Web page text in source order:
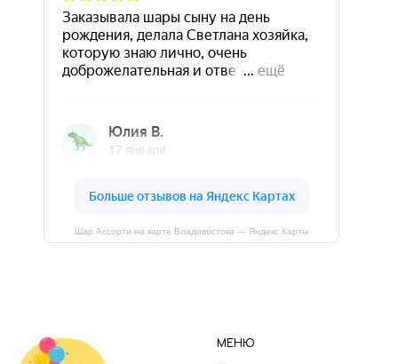
Шар Ассорти на карте Владивостока — Яндекс Карты
МЕНЮ